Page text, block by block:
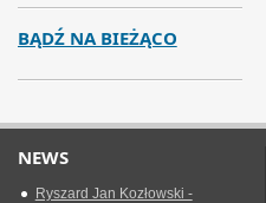
BĄDŹ NA BIEŻĄCO
NEWS
Ryszard Jan Kozłowski -